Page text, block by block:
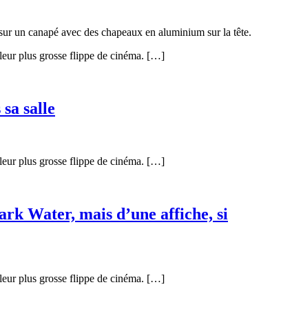
leur plus grosse flippe de cinéma. […]
salle
leur plus grosse flippe de cinéma. […]
Water, mais d’une affiche, si
plus grosse flippe de cinéma. […]